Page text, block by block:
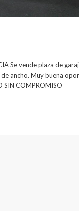
Se vende plaza de
ancho. Muy buena
SIN COMPROMISO